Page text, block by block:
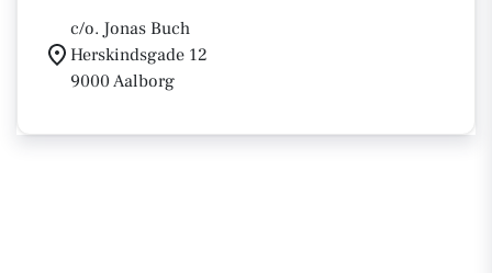
c/o. Jonas Buch
Herskindsgade 12
9000 Aalborg